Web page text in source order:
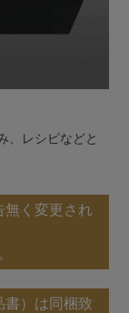
、レシピなどと
無く変更され
書）は同梱致